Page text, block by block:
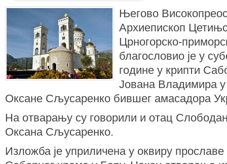
Његово
Архиепископ
Црногорско-
благословио је у
године у крипти
Јована Владимира
Оксане Сљусаренко бившег амасадора
На отварању су говорили и отац
Оксана Сљусаренко.
Изложба је уприличена у оквиру